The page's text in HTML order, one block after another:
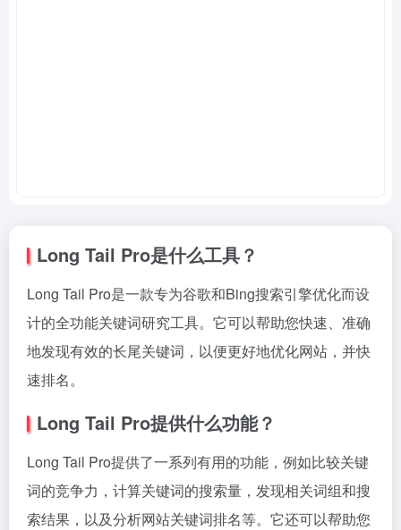
Long Tail Pro是什么工具？
Long Tail Pro是一款专为谷歌和Bing搜索引擎优化而设
计的全功能关键词研究工具。它可以帮助您快速、准确
地发现有效的长尾关键词，以便更好地优化网站，并快
速排名。
Long Tail Pro提供什么功能？
Long Tail Pro提供了一系列有用的功能，例如比较关键
词的竞争力，计算关键词的搜索量，发现相关词组和搜
索结果，以及分析网站关键词排名等。它还可以帮助您